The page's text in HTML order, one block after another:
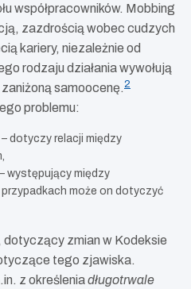
współpracowników. Mobbing
zazdrością wobec cudzych
kariery, niezależnie od
rodzaju działania wywołują
samoocenę.2
problemu:
dotyczy relacji między
występujący między
przypadkach może on dotyczyć
zmian w Kodeksie
tego zjawiska.
z określeniadługotrwale